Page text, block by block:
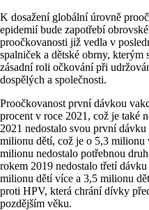
K dosažení globální úrovně
epidemií bude zapotřebí
proočkovanosti již vedla v
spalniček a dětské obrny, kterým
zásadní roli očkování při
dospělých a společnosti.
Proočkovanost první dávkou
procent v roce 2021, což je také
2021 nedostalo svou první
milionu dětí, což je o 5,3 milionu
milionu nedostalo potřebnou
rokem 2019 nedostalo třetí
milionu dětí více a 3,5 milionu
proti HPV, která chrání dívky
pozdějším věku.